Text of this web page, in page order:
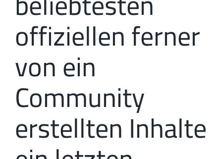
offiziellen ferner
von ein
Community
erstellten Inhalte